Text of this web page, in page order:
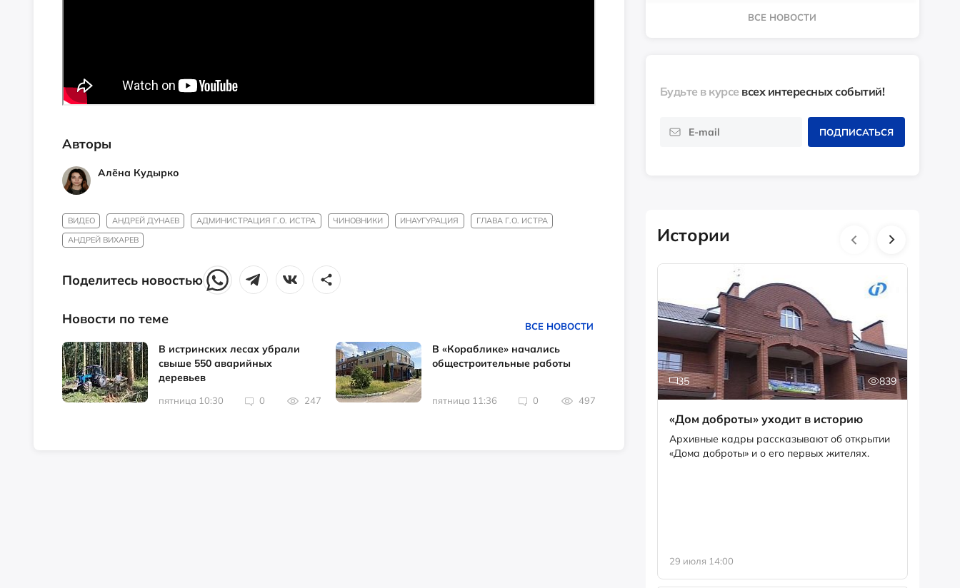
Авторы
Алёна Кудырко
ВИДЕО АНДРЕЙ ДУНАЕВ АДМИНИСТРАЦИЯ Г.О. ИСТРА ЧИНОВНИКИ ИНАУГУРАЦИЯ
ГЛАВА Г.О. ИСТРА
АНДРЕЙ ВИХАРЕВ
Поделитесь новостью
Новости по теме ВСЕ НОВОСТИ
В истринских лесах убрали
свыше 550 аварийных
деревьев
пятница 10:30 0 247
В «Кораблике» начались
общестроительные работы
пятница 11:36 0 497
ВСЕ НОВОСТИ
Будьте в курсе всех интересных событий!
ПОДПИСАТЬСЯ
Истории
35 839
«Дом доброты» уходит в историю
Архивные кадры рассказывают об открытии
«Дома доброты» и о его первых жителях.
29 июля 14:00